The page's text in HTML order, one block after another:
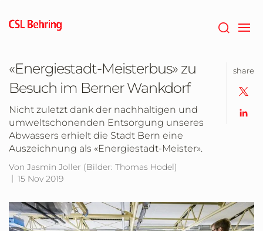
Hauptinhalt
springen
«Energiestadt-Meisterbus» zu
Besuch im Berner Wankdorf
Nicht zuletzt dank der nachhaltigen und
umweltschonenden Entsorgung unseres
Abwassers erhielt die Stadt Bern eine
Auszeichnung als «Energiestadt-Meister».
Von Jasmin Joller (Bilder: Thomas Hodel)
15 Nov 2019
share